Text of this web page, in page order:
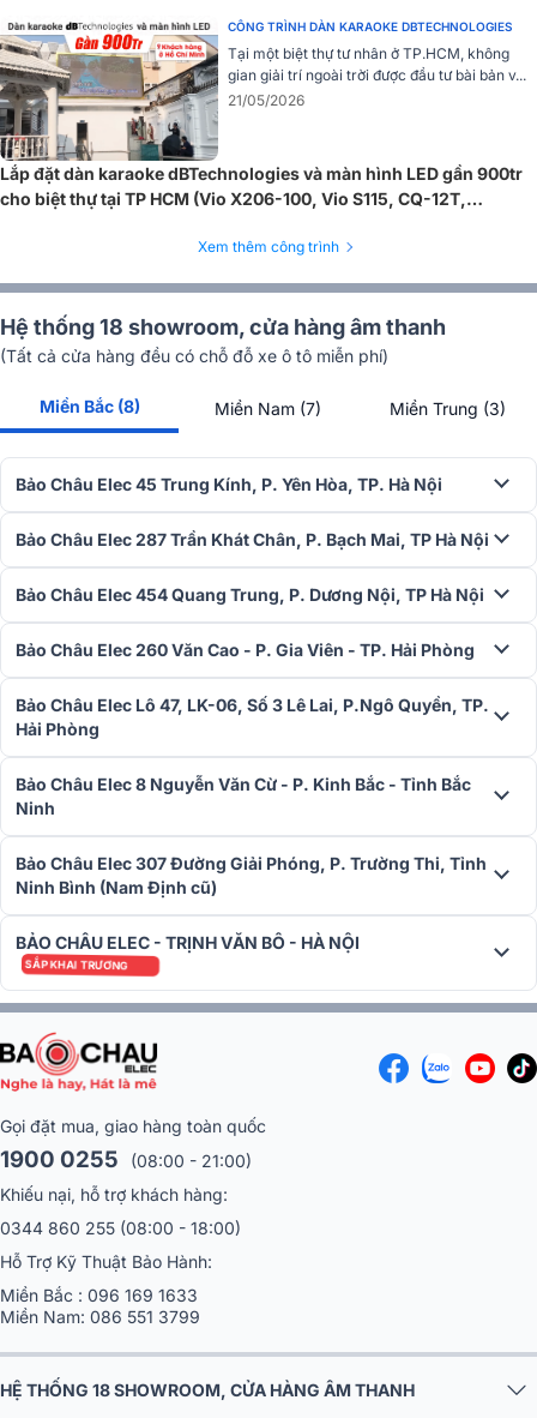
Pixel Pitch P2.0 (2.0mm) cùng cấu trúc điểm ảnh
hình đạt
mật độ điểm ảnh 250.000 điểm/m²
, cho khả năng tái tạo
hình ảnh chi tiết, chữ viết sắc sảo, video mượt mà. Nhờ khoảng cách
Màn hình LED P2.0 Longjoin có phạm vi quản lý lên đến 1,3 triệu
pixel, đáp ứng tốt nhu cầu trình chiếu nội dung đa dạng như quảng
cáo, hội họp, đào tạo hay biểu diễn sân khấu trong nhà. Độ sáng
cân bằng trắng đạt≥800 cd/m², đảm bảo hình ảnh rõ ràng trong
điều kiện ánh sáng phòng thông thường.
CÔNG TRÌNH DÀN KARAOKE DBTECHNOLOGIES
Tại một biệt thự tư nhân ở TP.HCM, không
gian giải trí ngoài trời được đầu tư bài bản v...
21/05/2026
Lắp đặt dàn karaoke dBTechnologies và màn hình LED gần 900tr
cho biệt thự tại TP HCM (Vio X206-100, Vio S115, CQ-12T,
Xem thêm công trình
Hệ thống 18 showroom, cửa hàng âm thanh
(Tất cả cửa hàng đều có chỗ đỗ xe ô tô miễn phí)
Miền Bắc (8) Miền Nam (7) Miền Trung (3)
Bảo Châu Elec 45 Trung Kính, P. Yên Hòa, TP. Hà Nội
Bảo Châu Elec 287 Trần Khát Chân, P. Bạch Mai, TP Hà Nội
Bảo Châu Elec 454 Quang Trung, P. Dương Nội, TP Hà Nội
Bảo Châu Elec 260 Văn Cao - P. Gia Viên - TP. Hải Phòng
Bảo Châu Elec Lô 47, LK-06, Số 3 Lê Lai, P.Ngô Quyền, TP.
Hải Phòng
Bảo Châu Elec 8 Nguyễn Văn Cừ - P. Kinh Bắc - Tỉnh Bắc
Ninh
Bảo Châu Elec 307 Đường Giải Phóng, P. Trường Thi, Tỉnh
Ninh Bình (Nam Định cũ)
BẢO CHÂU ELEC - TRỊNH VĂN BÔ - HÀ NỘI
SẮP KHAI TRƯƠNG
Gọi đặt mua, giao hàng toàn quốc
1900 0255
(08:00 - 21:00)
Khiếu nại, hỗ trợ khách hàng:
0344 860 255 (08:00 - 18:00)
Hỗ Trợ Kỹ Thuật Bảo Hành:
Miền Bắc : 096 169 1633
Miền Nam: 086 551 3799
HỆ THỐNG 18 SHOWROOM, CỬA HÀNG ÂM THANH